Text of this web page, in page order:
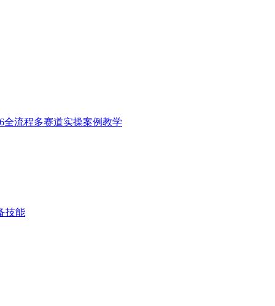
流程多赛道实操案例教学
技能